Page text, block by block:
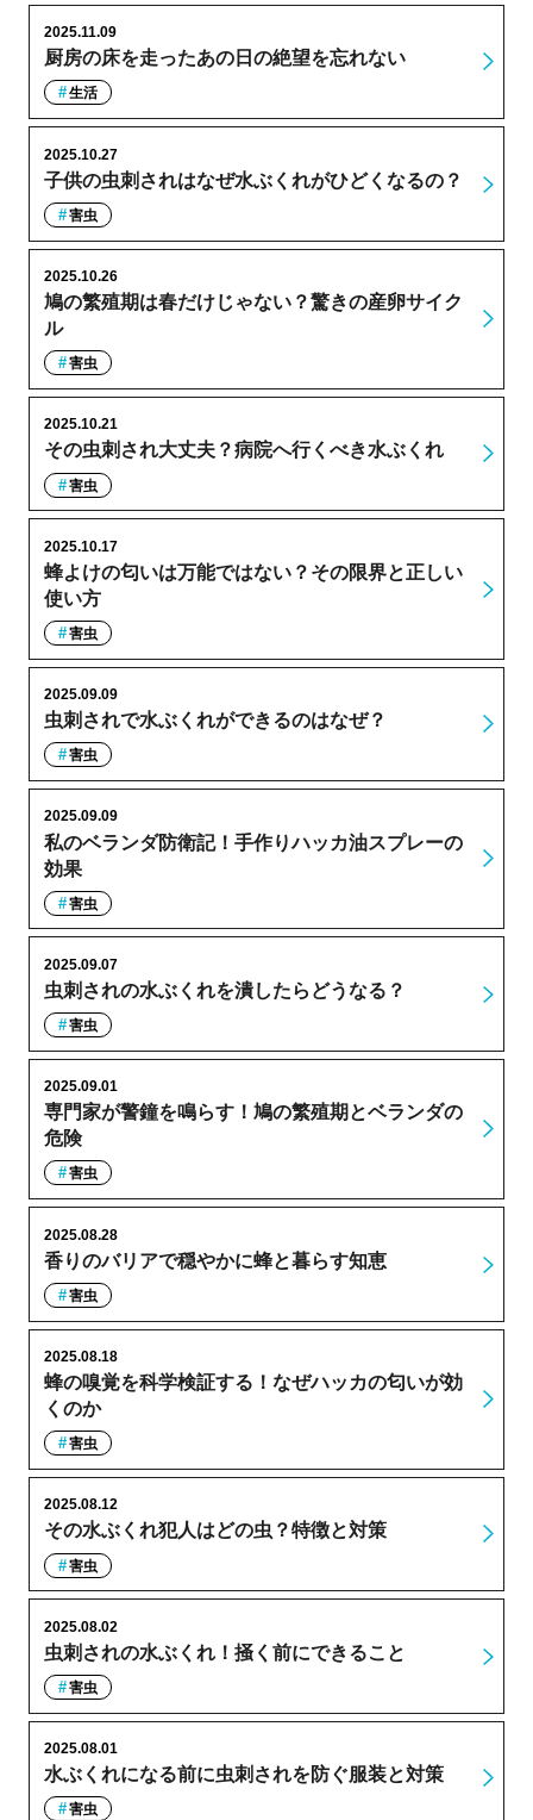
厨房の床を走ったあの日の絶望を忘れない
2025.11.09
生活
子供の虫刺されはなぜ水ぶくれがひどくなるの？
2025.10.27
害虫
鳩の繁殖期は春だけじゃない？驚きの産卵サイク
ル
2025.10.26
害虫
その虫刺され大丈夫？病院へ行くべき水ぶくれ
2025.10.21
害虫
蜂よけの匂いは万能ではない？その限界と正しい
使い方
2025.10.17
害虫
虫刺されで水ぶくれができるのはなぜ？
2025.09.09
害虫
私のベランダ防衛記！手作りハッカ油スプレーの
効果
2025.09.09
害虫
虫刺されの水ぶくれを潰したらどうなる？
2025.09.07
害虫
専門家が警鐘を鳴らす！鳩の繁殖期とベランダの
危険
2025.09.01
害虫
香りのバリアで穏やかに蜂と暮らす知恵
2025.08.28
害虫
蜂の嗅覚を科学検証する！なぜハッカの匂いが効
くのか
2025.08.18
害虫
その水ぶくれ犯人はどの虫？特徴と対策
2025.08.12
害虫
虫刺されの水ぶくれ！掻く前にできること
2025.08.02
害虫
水ぶくれになる前に虫刺されを防ぐ服装と対策
2025.08.01
害虫